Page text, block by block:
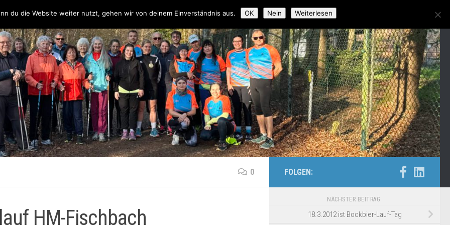
uns Unsere Partner & Sponsoren Unser Team & Kontakt
0
HM-Fischbach
FOLGEN:
NÄCHSTER BEITRAG
18.3.2012 ist Bockbier-Lauf-Tag
du die Website weiter nutzt, gehen wir von deinem Einverständnis aus. OK Nein Weiterlesen